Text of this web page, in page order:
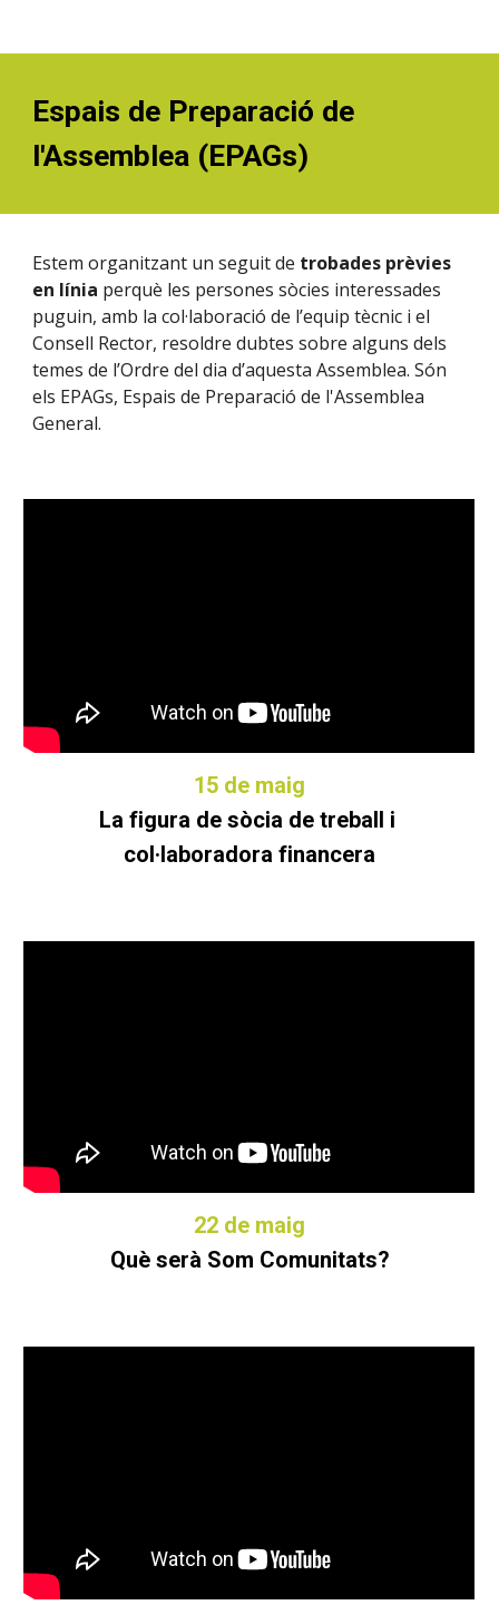
Espais de Preparació de
l'Assemblea (EPAGs)
Estem organitzant un seguit de trobades prèvies
en línia perquè les persones sòcies interessades
puguin, amb la col·laboració de l’equip tècnic i el
Consell Rector, resoldre dubtes sobre alguns dels
temes de l’Ordre del dia d’aquesta Assemblea. Són
els EPAGs, Espais de Preparació de l'Assemblea
General.
15 de maig
La figura de sòcia de treball i
col·laboradora financera
22 de maig
Què serà Som Comunitats?